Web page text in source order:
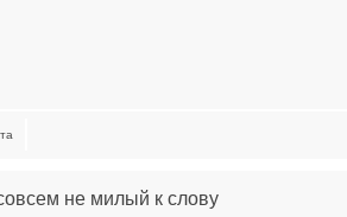
не милый к слову